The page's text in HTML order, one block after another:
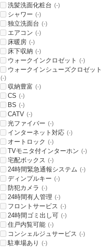
洗髪洗面化粧台 (-)
シャワー (-)
独立洗面台 (-)
エアコン (-)
床暖房 (-)
床下収納 (-)
ウォークインクロゼット (-)
ウォークインシューズクロゼット
(-)
収納豊富 (-)
CS (-)
BS (-)
CATV (-)
光ファイバー (-)
インターネット対応 (-)
オートロック (-)
TVモニタ付インターホン (-)
宅配ボックス (-)
24時間緊急通報システム (-)
ディンプルキー (-)
防犯カメラ (-)
24時間有人管理 (-)
フロントサービス (-)
24時間ゴミ出し可 (-)
住戸内覧可能 (-)
コンシェルジュサービス (-)
駐車場あり (-)